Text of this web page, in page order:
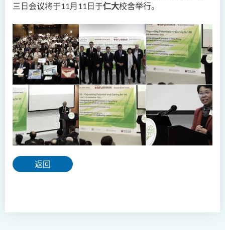
三日会议将于11月11日于仁大校舍举行。
返回